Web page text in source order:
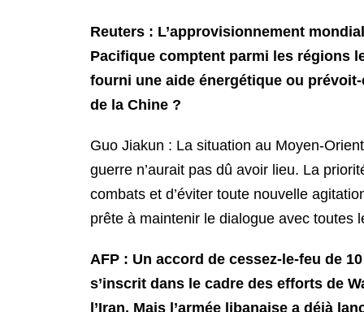
Reuters : L’approvisionnement
Pacifique comptent parmi les régions
fourni une aide énergétique ou
de la Chine ?
Guo Jiakun : La situation au Moyen-
guerre n’aurait pas dû avoir lieu. La
combats et d’éviter toute nouvelle
prête à maintenir le dialogue avec toutes
AFP : Un accord de cessez-le-feu de
s’inscrit dans le cadre des efforts de
l’Iran. Mais l’armée libanaise a déjà